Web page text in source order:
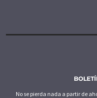
No se pierda nada a partir de